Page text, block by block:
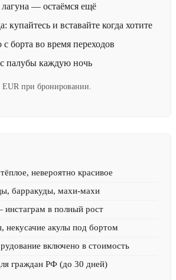
— остаёмся ещё
купайтесь и вставайте когда хотите
борта во время переходов
с палубы каждую ночь
при бронировании.
невероятно красивое
барракуды, махи-махи
в полный рост
некусачие акулы под бортом
включено в стоимость
граждан РФ (до 30 дней)